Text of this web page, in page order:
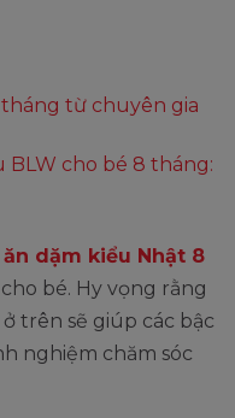
từ chuyên gia
BLW cho bé 8 tháng:
ăn dặm kiểu Nhật 8
bé. Hy vọng rằng
trên sẽ giúp các bậc
nghiệm chăm sóc